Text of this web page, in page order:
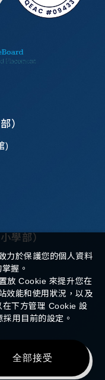
）
)
學部）
力於保護您的個人資料
握。
放 Cookie 來提升您在
效能和使用狀況，以及
在下方管理 Cookie 設
用目前的設定。
全部接受